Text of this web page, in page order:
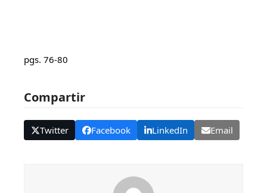
pgs. 76-80
Compartir
Twitter Facebook LinkedIn Email